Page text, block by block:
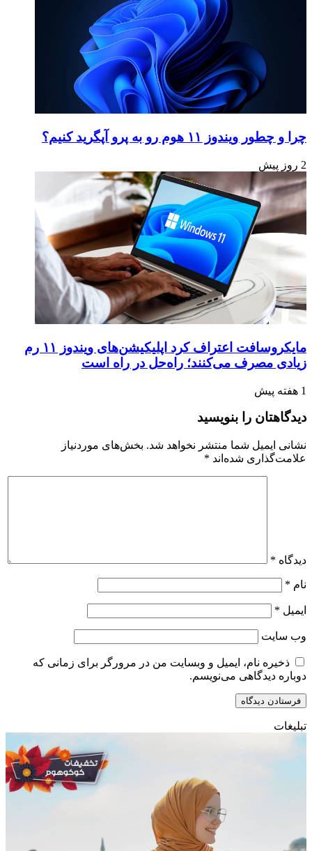
چرا و چطور ویندوز ۱۱ هوم رو به پرو آپگرید کنیم؟
2 روز پیش
مایکروسافت اعتراف کرد اپلیکیشن‌های ویندوز ۱۱ رم
زیادی مصرف می‌کنند؛ راه‌حل در راه است
1 هفته پیش
دیدگاهتان را بنویسید
نشانی ایمیل شما منتشر نخواهد شد. بخش‌های موردنیاز
علامت‌گذاری شده‌اند *
دیدگاه *
نام *
ایمیل *
وب‌ سایت
ذخیره نام، ایمیل و وبسایت من در مرورگر برای زمانی که
دوباره دیدگاهی می‌نویسم.
تبلیغات